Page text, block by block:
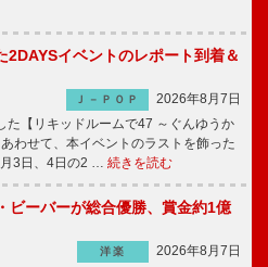
イベントのレポート到着＆
Ｊ－ＰＯＰ
2026年8月7日
【リキッドルームで47 ～ぐんゆうか
わせて、本イベントのラストを飾った
3日、4日の2 … 続きを読む
ビーバーが総合優勝、賞金約1億
洋楽
2026年8月7日